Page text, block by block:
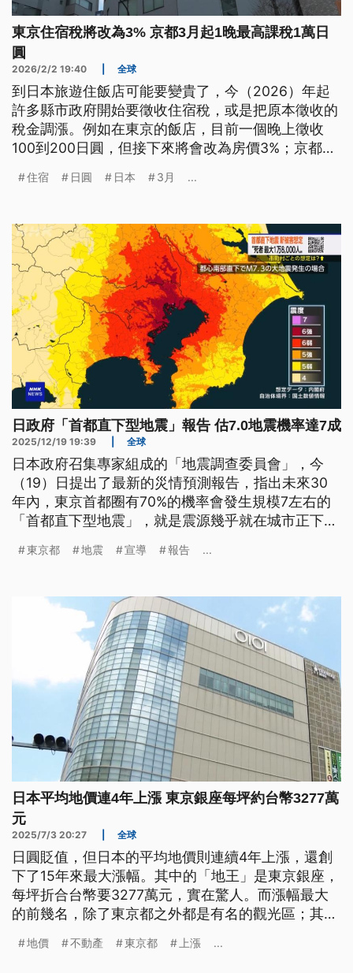
東京住宿稅將改為3% 京都3月起1晚最高課稅1萬日
圓
2026/2/2 19:40 全球
到日本旅遊住飯店可能要變貴了，今（2026）年起
許多縣市政府開始要徵收住宿稅，或是把原本徵收的
稅金調漲。例如在東京的飯店，目前一個晚上徵收
100到200日圓，但接下來將會改為房價3%；京都市
把這些稅收拿來解決過度旅遊的問題。不過，此舉也
住宿 日圓 日本 3月 ...
日政府「首都直下型地震」報告 估7.0地震機率達7成
2025/12/19 19:39 全球
日本政府召集專家組成的「地震調查委員會」，今
（19）日提出了最新的災情預測報告，指出未來30
年內，東京首都圈有70%的機率會發生規模7左右的
「首都直下型地震」，就是震源幾乎就在城市正下方
死亡人數預估為1萬8000人，因為地震與火災損毀的
東京都 地震 宣導 報告 ...
日本平均地價連4年上漲 東京銀座每坪約台幣3277萬
元
2025/7/3 20:27 全球
日圓貶值，但日本的平均地價則連續4年上漲，還創
下了15年來最大漲幅。其中的「地王」是東京銀座，
每坪折合台幣要3277萬元，實在驚人。而漲幅最大
的前幾名，除了東京都之外都是有名的觀光區；其
年地價上漲32%。這裡除了是滑雪勝地，其他季節的
地價 不動產 東京都 上漲 ...